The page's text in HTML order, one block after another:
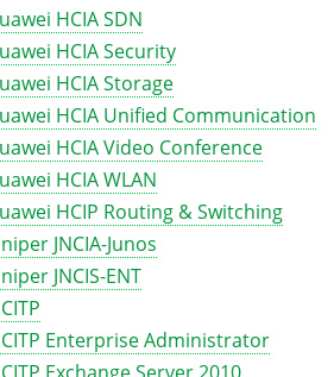
HCIA SDN
HCIA Security
HCIA Storage
HCIA Unified Communication
HCIA Video Conference
HCIA WLAN
HCIP Routing & Switching
JNCIA-Junos
JNCIS-ENT
Enterprise Administrator